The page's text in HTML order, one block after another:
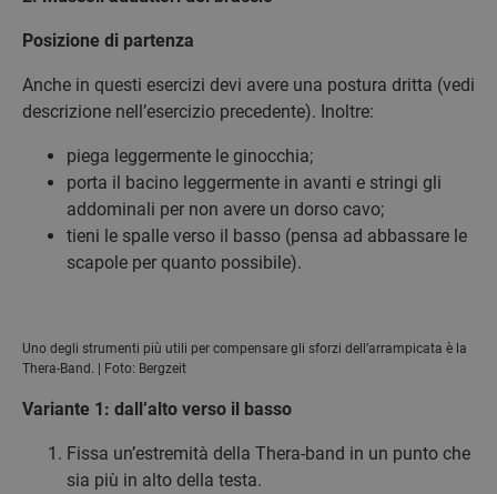
Posizione di partenza
Anche in questi esercizi devi avere una postura dritta (vedi
descrizione nell’esercizio precedente). Inoltre:
piega leggermente le ginocchia;
porta il bacino leggermente in avanti e stringi gli
addominali per non avere un dorso cavo;
tieni le spalle verso il basso (pensa ad abbassare le
scapole per quanto possibile).
Uno degli strumenti più utili per compensare gli sforzi dell’arrampicata è la
Thera-Band. | Foto: Bergzeit
Variante 1: dall’alto verso il basso
Fissa un’estremità della Thera-band in un punto che
sia più in alto della testa.